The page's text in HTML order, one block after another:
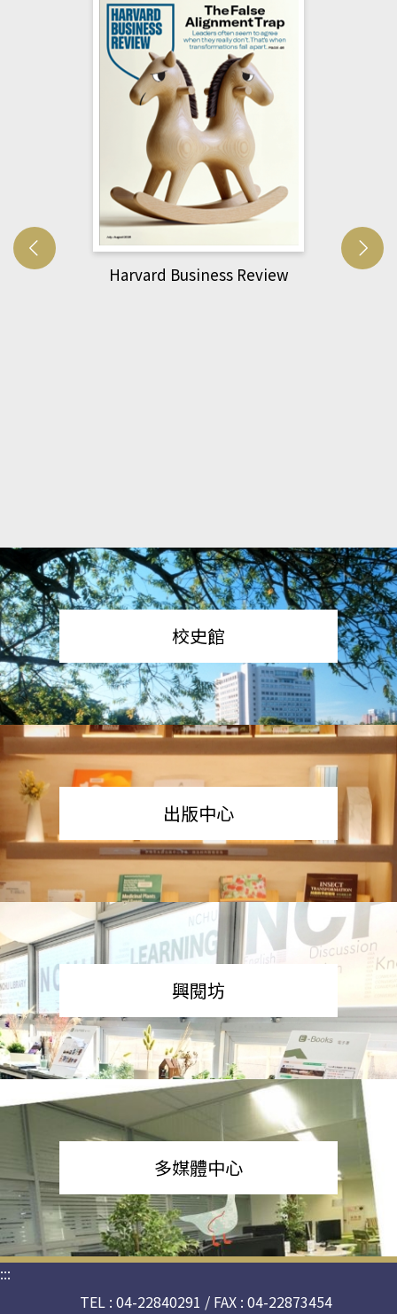
Business Review
校史館
出版中心
興閱坊
多媒體中心
:::
TEL : 04-22840291 / FAX : 04-22873454